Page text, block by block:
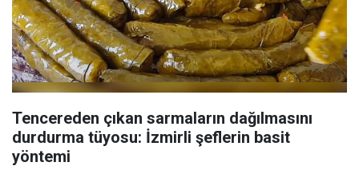
Tencereden çıkan sarmaların dağılmasını
durdurma tüyosu: İzmirli şeflerin basit
yöntemi